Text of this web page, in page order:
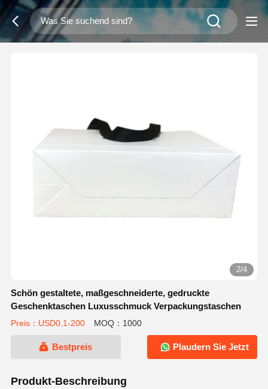
2/4
Schön gestaltete, maßgeschneiderte, gedruckte
Geschenktaschen Luxusschmuck Verpackungstaschen
Preis：USD0.1-200 MOQ：1000
Bestpreis Plaudern Sie Jetzt
Produkt-Beschreibung